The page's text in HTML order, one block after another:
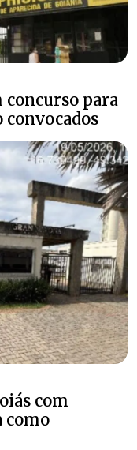
concurso para
convocados
com
como